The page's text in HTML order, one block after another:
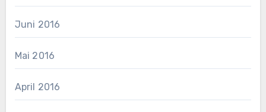
Juni 2016
Mai 2016
April 2016